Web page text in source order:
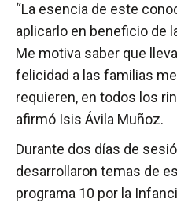
“La esencia de este
aplicarlo en beneficio de
Me motiva saber que
felicidad a las familias
requieren, en todos los
afirmó Isis Ávila Muñoz.
Durante dos días de
desarrollaron temas de
programa 10 por la